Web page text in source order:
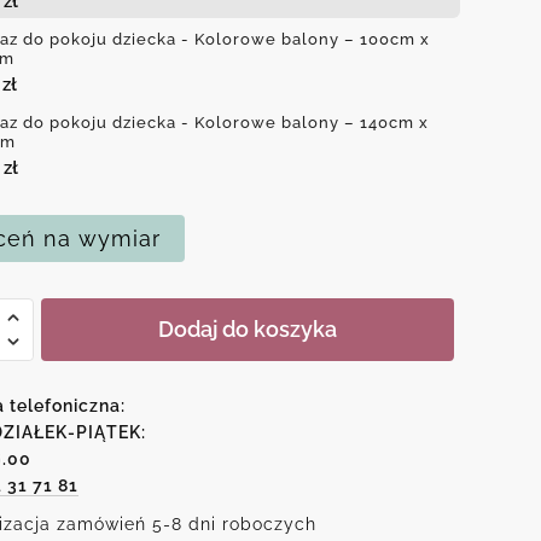
do pokoju dziecka - Kolorowe balony – 100cm x
zł
do pokoju dziecka - Kolorowe balony – 140cm x
zł
na wymiar
Dodaj do koszyka
telefoniczna:
PIĄTEK:
71 81
zamówień 5-8 dni roboczych